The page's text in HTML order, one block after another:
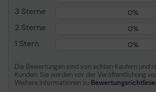
Allgemein
Transportbreite
49.5 cm
Transporttiefe
15 cm
Transportgewicht
1.914 kg
3 Sterne 0%
2 Sterne 0%
1 Stern 0%
Die Bewertungen sind von echten Käufern und
Kunden. Sie werden vor der Veröffentlichung
Weitere Informationen zu